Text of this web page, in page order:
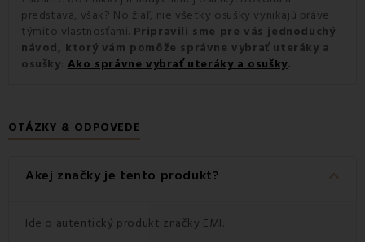
predstava, však? No žiaľ, nie všetky osušky vynikajú práve
týmito vlastnosťami. Pripravili sme pre vás jednoduchý
návod, ktorý vám pomôže správne vybrať uteráky a
osušky: Ako správne vybrať uteráky a osušky.
OTÁZKY & ODPOVEDE
Akej značky je tento produkt? keyboard_arrow_down
Ide o autentický produkt značky EMI.